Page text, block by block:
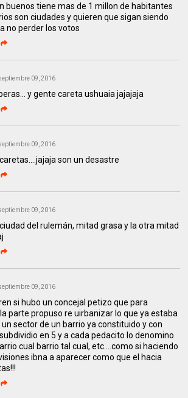
buenos tiene mas de 1 millon de habitantes
son ciudades y quieren que sigan siendo
no perder los votos
09, 2016
y gente careta ushuaia jajajaja
09, 2016
son un desastre
09, 2016
del rulemán, mitad grasa y la otra mitad
09, 2016
si hubo un concejal petizo que para
parte propuso re uirbanizar lo que ya estaba
un sector de un barrio ya constituido y con
en 5 y a cada pedacito lo denomino
cual barrio tal cual, etc....como si haciendo
ibna a aparecer como que el hacia